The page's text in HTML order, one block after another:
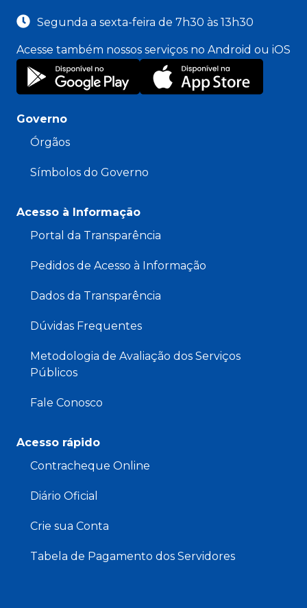
Segunda a sexta-feira de 7h30 às 13h30
Acesse também nossos serviços no Android ou iOS
Governo
Órgãos
Símbolos do Governo
Acesso à Informação
Portal da Transparência
Pedidos de Acesso à Informação
Dados da Transparência
Dúvidas Frequentes
Metodologia de Avaliação dos Serviços
Públicos
Fale Conosco
Acesso rápido
Contracheque Online
Diário Oficial
Crie sua Conta
Tabela de Pagamento dos Servidores